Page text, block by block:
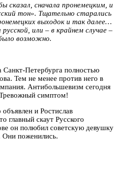
сказал, сначала пронемецким, и
тон». Тщательно старались
выходок и так далее…
или – в крайнем случае –
возможно.
Петербурга полностью
Тем не менее против него в
Антибольшевизм сегодня
симптом!
объявлен и Ростислав
главный скаут Русского
он полюбил советскую девушку
Они поженились.